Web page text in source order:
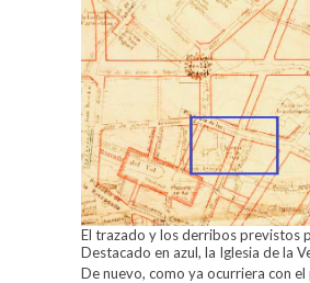
El trazado y los derribos previstos
Destacado en azul, la Iglesia de la
De nuevo, como ya ocurriera con